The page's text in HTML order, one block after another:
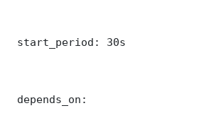
start_period: 30s
depends_on: